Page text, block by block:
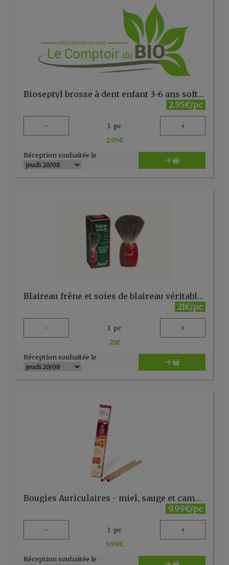
Bioseptyl brosse à dent enfant 3-6 ans soft FR
2.95€/pc
- 1 pc +
2.95€
Réception souhaitée le
Blaireau frêne et soies de blaireau véritables - Anaé - FR
21€/pc
- 1 pc +
21€
Réception souhaitée le
Bougies Auriculaires - miel, sauge et camomille par 2 Biosun
9.99€/pc
- 1 pc +
9.99€
Réception souhaitée le